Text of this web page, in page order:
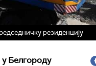
резиденцију
Белгороду